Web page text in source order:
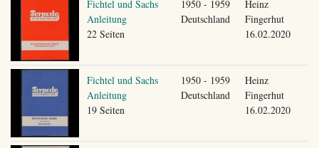
Fichtel und Sachs
Anleitung
22 Seiten
1950 - 1959
Deutschland
Heinz
Fingerhut
16.02.2020
Fichtel und Sachs
Anleitung
19 Seiten
1950 - 1959
Deutschland
Heinz
Fingerhut
16.02.2020